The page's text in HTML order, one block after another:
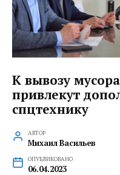
К вывозу
привлекут
спцтехнику
АВТОР
Михаил Васильев
ОПУБЛИКОВАНО
06.04.2023